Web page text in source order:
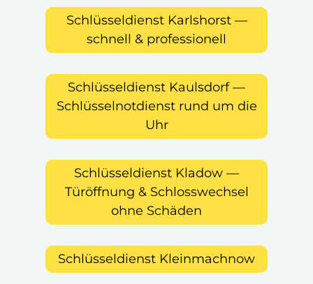
Schlüsseldienst Karlshorst —
schnell & professionell
Schlüsseldienst Kaulsdorf —
Schlüsselnotdienst rund um die
Uhr
Schlüsseldienst Kladow —
Türöffnung & Schlosswechsel
ohne Schäden
Schlüsseldienst Kleinmachnow